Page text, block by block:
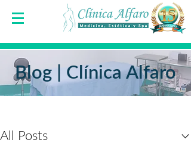
All Posts
Blog | Clínica Alfaro